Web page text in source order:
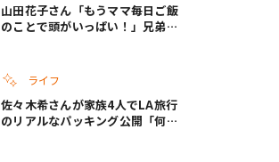
山田花子さん「もうママ毎日ご飯
のことで頭がいっぱい！」兄弟夏
ライフ
佐々木希さんが家族4人でLA旅行
のリアルなパッキング公開「何が